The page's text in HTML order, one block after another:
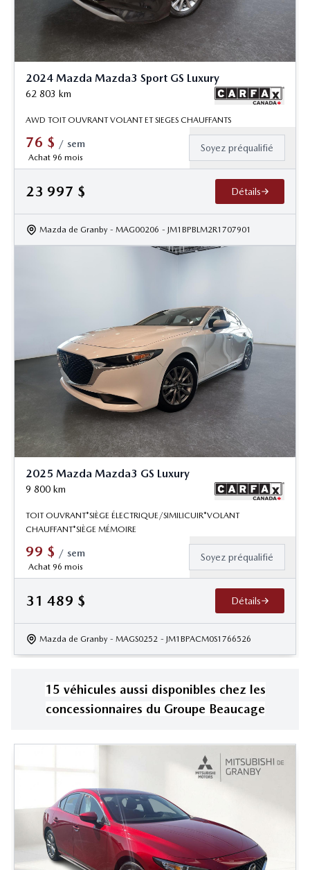
2024 Mazda Mazda3 Sport GS Luxury
62 803 km
AWD TOIT OUVRANT VOLANT ET SIEGES CHAUFFANTS
76 $ / sem
Achat 96 mois
Soyez préqualifié
23 997 $ Détails
Mazda de Granby - MAG00206 - JM1BPBLM2R1707901
2025 Mazda Mazda3 GS Luxury
9 800 km
TOIT OUVRANT*SIÈGE ÉLECTRIQUE/SIMILICUIR*VOLANT
CHAUFFANT*SIÈGE MÉMOIRE
99 $ / sem
Achat 96 mois
Soyez préqualifié
31 489 $ Détails
Mazda de Granby - MAGS0252 - JM1BPACM0S1766526
15 véhicules aussi disponibles chez les
concessionnaires du Groupe Beaucage